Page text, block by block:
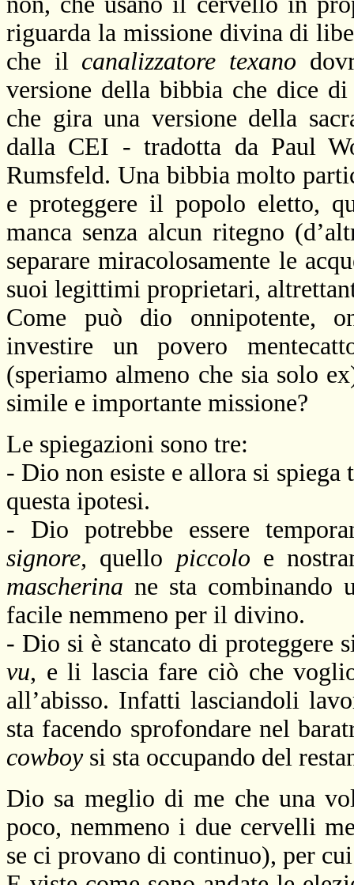
riguarda la missione divina di
che il canalizzatore texano
versione della bibbia che dice
che gira una versione della
dalla CEI - tradotta da Paul
Rumsfeld. Una bibbia molto
e proteggere il popolo eletto,
manca senza alcun ritegno
separare miracolosamente le
suoi legittimi proprietari,
Come può dio onnipotente,
investire un povero
(speriamo almeno che sia solo
simile e importante missione?
Le spiegazioni sono tre:
- Dio non esiste e allora si
questa ipotesi.
- Dio potrebbe essere
signore, quello piccolo e
mascherinane sta combinando
facile nemmeno per il divino.
- Dio si è stancato di proteggere
vu, e li lascia fare ciò che
all’abisso. Infatti lasciandoli
sta facendo sprofondare nel
cowboy si sta occupando del
Dio sa meglio di me che una
poco, nemmeno i due cervelli
se ci provano di continuo), per